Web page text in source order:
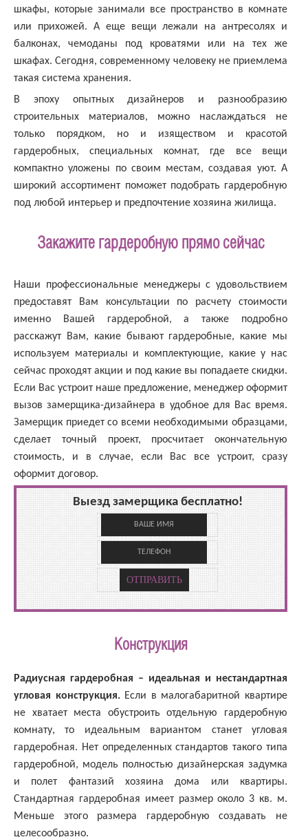
шкафы, которые занимали все пространство в комнате
или прихожей. А еще вещи лежали на антресолях и
балконах, чемоданы под кроватями или на тех же
шкафах. Сегодня, современному человеку не приемлема
такая система хранения.
В эпоху опытных дизайнеров и разнообразию
строительных материалов, можно наслаждаться не
только порядком, но и изяществом и красотой
гардеробных, специальных комнат, где все вещи
компактно уложены по своим местам, создавая уют. А
широкий ассортимент поможет подобрать гардеробную
под любой интерьер и предпочтение хозяина жилища.
Закажите гардеробную прямо сейчас
Наши профессиональные менеджеры с удовольствием
предоставят Вам консультации по расчету стоимости
именно Вашей гардеробной, а также подробно
расскажут Вам, какие бывают гардеробные, какие мы
используем материалы и комплектующие, какие у нас
сейчас проходят акции и под какие вы попадаете скидки.
Если Вас устроит наше предложение, менеджер оформит
вызов замерщика-дизайнера в удобное для Вас время.
Замерщик приедет со всеми необходимыми образцами,
сделает точный проект, просчитает окончательную
стоимость, и в случае, если Вас все устроит, сразу
оформит договор.
Выезд замерщика бесплатно!
Конструкция
Радиусная гардеробная – идеальная и нестандартная
угловая конструкция.Если в малогабаритной квартире
не хватает места обустроить отдельную гардеробную
комнату, то идеальным вариантом станет угловая
гардеробная. Нет определенных стандартов такого типа
гардеробной, модель полностью дизайнерская задумка
и полет фантазий хозяина дома или квартиры.
Стандартная гардеробная имеет размер около 3 кв. м.
Меньше этого размера гардеробную создавать не
целесообразно.